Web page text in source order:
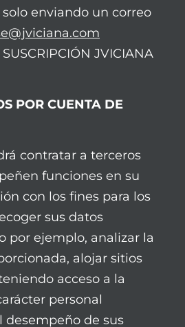
enviando un correo
JVICIANA
POR CUENTA DE
contratar a terceros
funciones en su
con los fines para los
sus datos
por ejemplo, analizar la
alojar sitios
acceso a la
personal
desempeño de sus